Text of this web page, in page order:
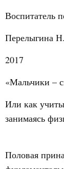
Воспитатель
Перелыгина
2017
«Мальчики –
Или как
занимаясь
Половая